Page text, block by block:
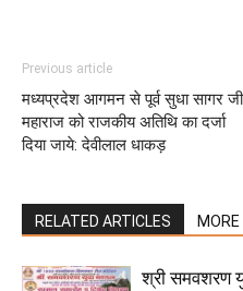
Previous article
मध्यप्रदेश आगमन से पूर्व सुधा सागर जी
महाराज को राजकीय अतिथि का दर्जा
दिया जाये: देवीलाल धाकड़
RELATED ARTICLES
श्री समवशरण